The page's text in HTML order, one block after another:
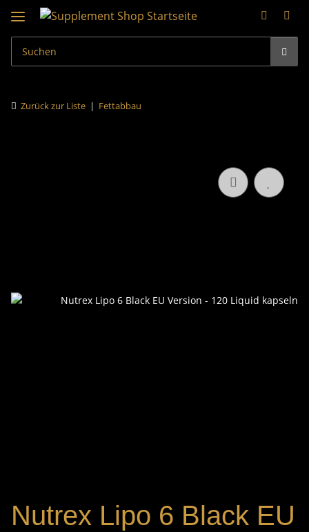
Zurück zur Liste Fettabbau
Nutrex Lipo 6 Black EU